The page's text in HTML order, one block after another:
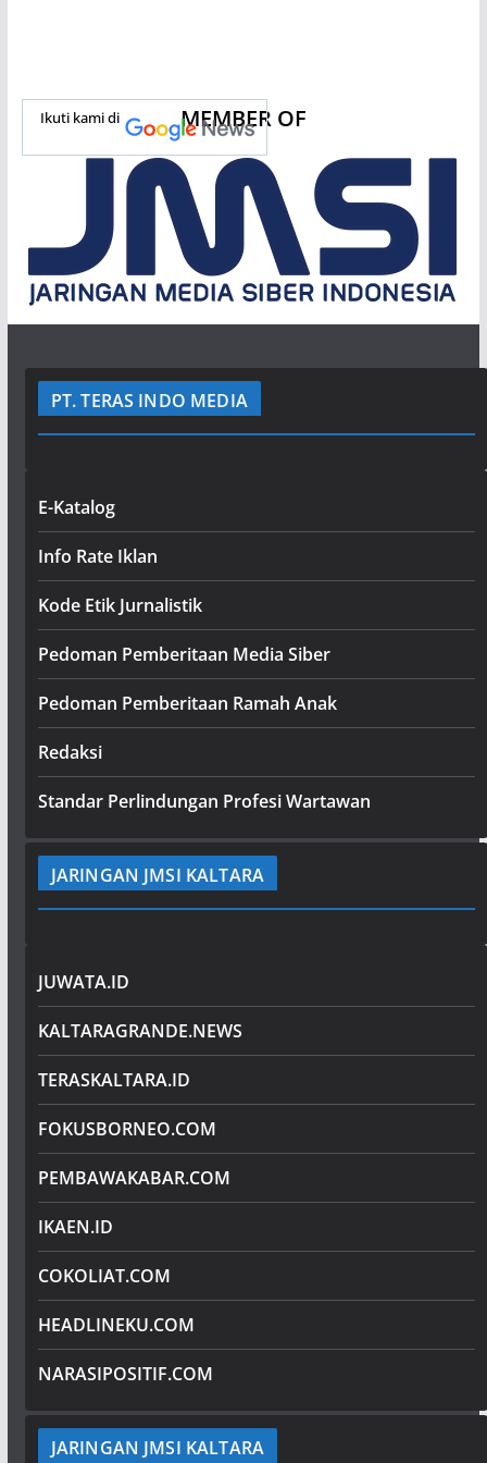
Ikuti kami di MEMBER OF
PT. TERAS INDO MEDIA
E-Katalog
Info Rate Iklan
Kode Etik Jurnalistik
Pedoman Pemberitaan Media Siber
Pedoman Pemberitaan Ramah Anak
Redaksi
Standar Perlindungan Profesi Wartawan
JARINGAN JMSI KALTARA
JUWATA.ID
KALTARAGRANDE.NEWS
TERASKALTARA.ID
FOKUSBORNEO.COM
PEMBAWAKABAR.COM
IKAEN.ID
COKOLIAT.COM
HEADLINEKU.COM
NARASIPOSITIF.COM
JARINGAN JMSI KALTARA